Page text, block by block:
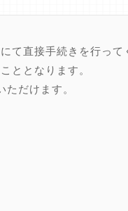
て直接手続きを行って
ととなります。
だけます。